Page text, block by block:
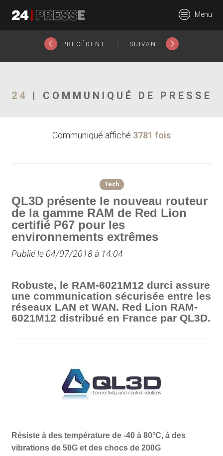
24Presse -
Communiqués de
Menu
PRÉCÉDENT SUIVANT
24 | COMMUNIQUÉ DE PRESSE
Communiqué affiché 3781 fois
Tech
QL3D présente le nouveau routeur
de la gamme RAM de Red Lion
certifié P67 pour les
environnements extrêmes
Publié le 04/07/2018 à 14:04
Robuste, le RAM-6021M12 durci assure
une communication sécurisée entre les
réseaux LAN et WAN. Red Lion RAM-
6021M12 distribué en France par QL3D.
Résiste à des température de -40 à 80°C, à des
vibrations de 50G et des chocs de 200G